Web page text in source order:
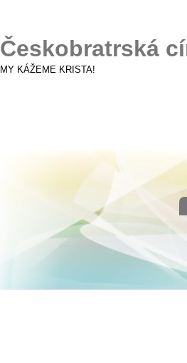
Českobratrská
MY KÁŽEME KRISTA!